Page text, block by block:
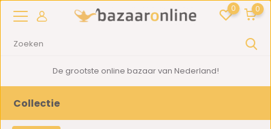
0 0
2000m2showroom in Woerden
Collectie